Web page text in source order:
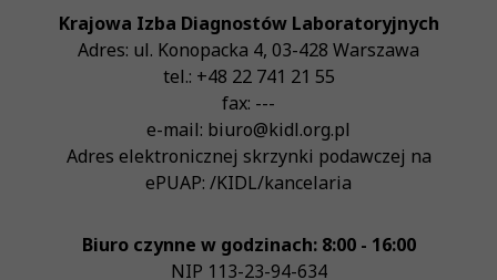
Krajowa Izba Diagnostów Laboratoryjnych
Adres: ul. Konopacka 4, 03-428 Warszawa
tel.: +48 22 741 21 55
fax: ---
e-mail: biuro@kidl.org.pl
Adres elektronicznej skrzynki podawczej na
ePUAP: /KIDL/kancelaria
Biuro czynne w godzinach: 8:00 - 16:00
NIP 113-23-94-634